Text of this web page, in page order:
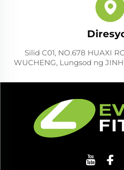
Silid C01, NO.678 HUAXI
WUCHENG, Lungsod ng